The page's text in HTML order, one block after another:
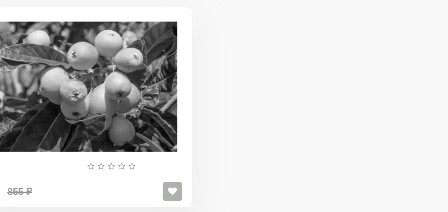
855 ₽